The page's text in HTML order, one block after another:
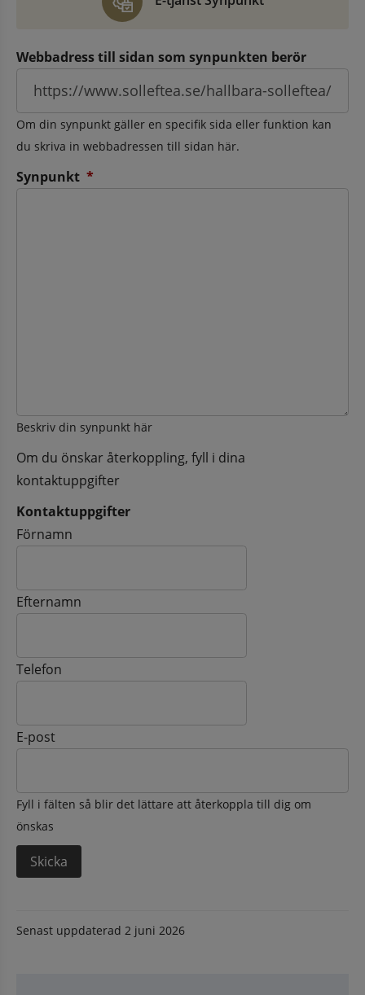
Webbadress till sidan som synpunkten berör
Om din synpunkt gäller en specifik sida eller funktion kan
du skriva in webbadressen till sidan här.
Synpunkt *
Beskriv din synpunkt här
Om du önskar återkoppling, fyll i dina
kontaktuppgifter
Kontaktuppgifter
Kontaktuppgifter
Förnamn
Efternamn
Telefon
E-post
Fyll i fälten så blir det lättare att återkoppla till dig om
önskas
Senast uppdaterad 2 juni 2026